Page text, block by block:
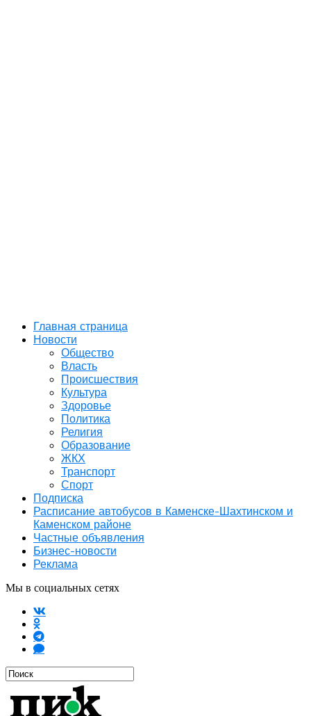
Главная страница
Новости
Общество
Власть
Происшествия
Культура
Здоровье
Политика
Религия
Образование
ЖКХ
Транспорт
Спорт
Подписка
Расписание автобусов в Каменске-Шахтинском и
Каменском районе
Частные объявления
Бизнес-новости
Реклама
Мы в социальных сетях